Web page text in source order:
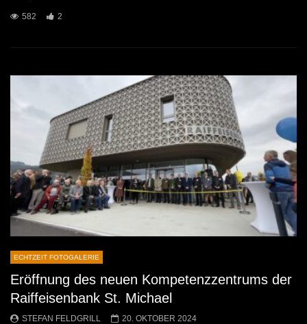
582 2
ECHTZEIT FOTOGALERIE
Eröffnung des neuen Kompetenzzentrums der
Raiffeisenbank St. Michael
STEFAN FELDGRILL 20. OKTOBER 2024